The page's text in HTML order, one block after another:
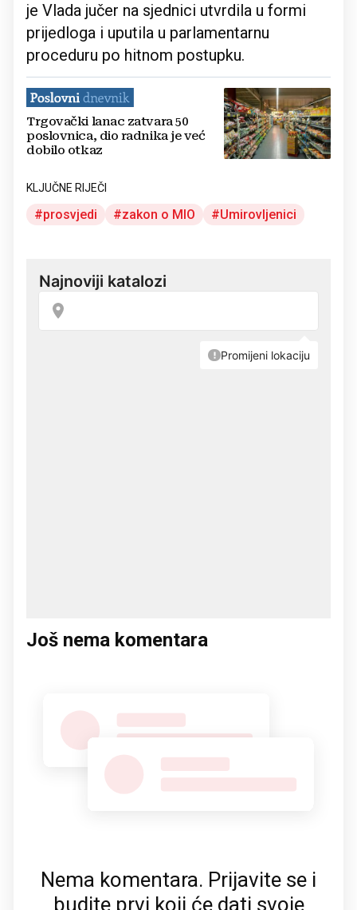
je Vlada jučer na sjednici utvrdila u formi
prijedloga i uputila u parlamentarnu
proceduru po hitnom postupku.
Trgovački lanac zatvara 50
poslovnica, dio radnika je već
dobilo otkaz
KLJUČNE RIJEČI
prosvjedi zakon o MIO Umirovljenici
Još nema komentara
Nema komentara. Prijavite se i
budite prvi koji će dati svoje